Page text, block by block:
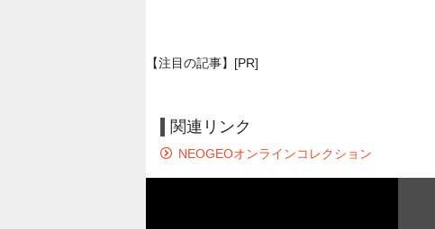
【注目の記事】[PR]
関連リンク
NEOGEOオンラインコレクション